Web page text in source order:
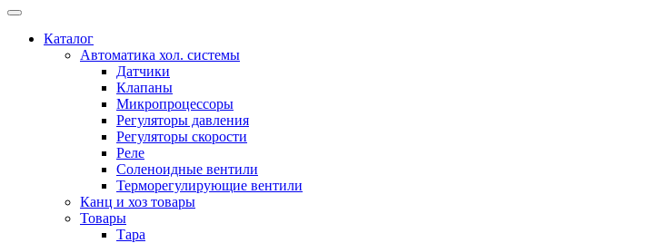
Каталог
Автоматика хол. системы
Датчики
Клапаны
Микропроцессоры
Регуляторы давления
Регуляторы скорости
Реле
Соленоидные вентили
Терморегулирующие вентили
Канц и хоз товары
Товары
Тара